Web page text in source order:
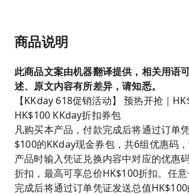
商品说明
此商品文案由机器翻译提供，相关用语
述、原文内容有所差异，请知悉。
【KKday 618促销活动】 预热开抢｜
HK$100 KKday折扣券包
凡购买本产品，付款完成后将通过订单
$100的KKday现金券包，共6组优惠码
产品时输入凭证兑换内容中对应的优惠
折扣，最高可享总价HK$100折扣。任
完成后将通过订单凭证发送总值